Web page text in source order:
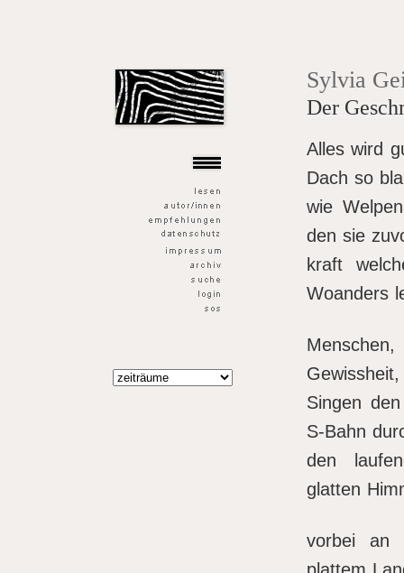
Sylvia
Der
Alles wird
Dach so
wie
den sie
kraft
Woanders
Singen
S-Bahn
den
glatten
vorbei an